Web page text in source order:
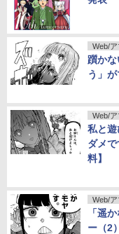
Web/ア
躓か
う」
Web/ア
私と
ダメ
料】
Web/ア
「遥
ー（2